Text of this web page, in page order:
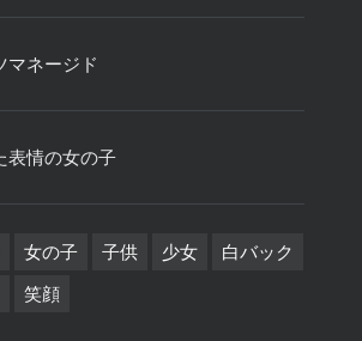
マネージド
表情の女の子
女の子 子供 少女 白バック
笑顔